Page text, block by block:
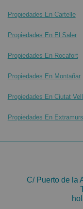
Propiedades En Cartelle
Propiedades En El Saler
Propiedades En Rocafort
Propiedades En Montañar
Propiedades En Ciutat
Propiedades En Extramurs
C/ Puerto de la